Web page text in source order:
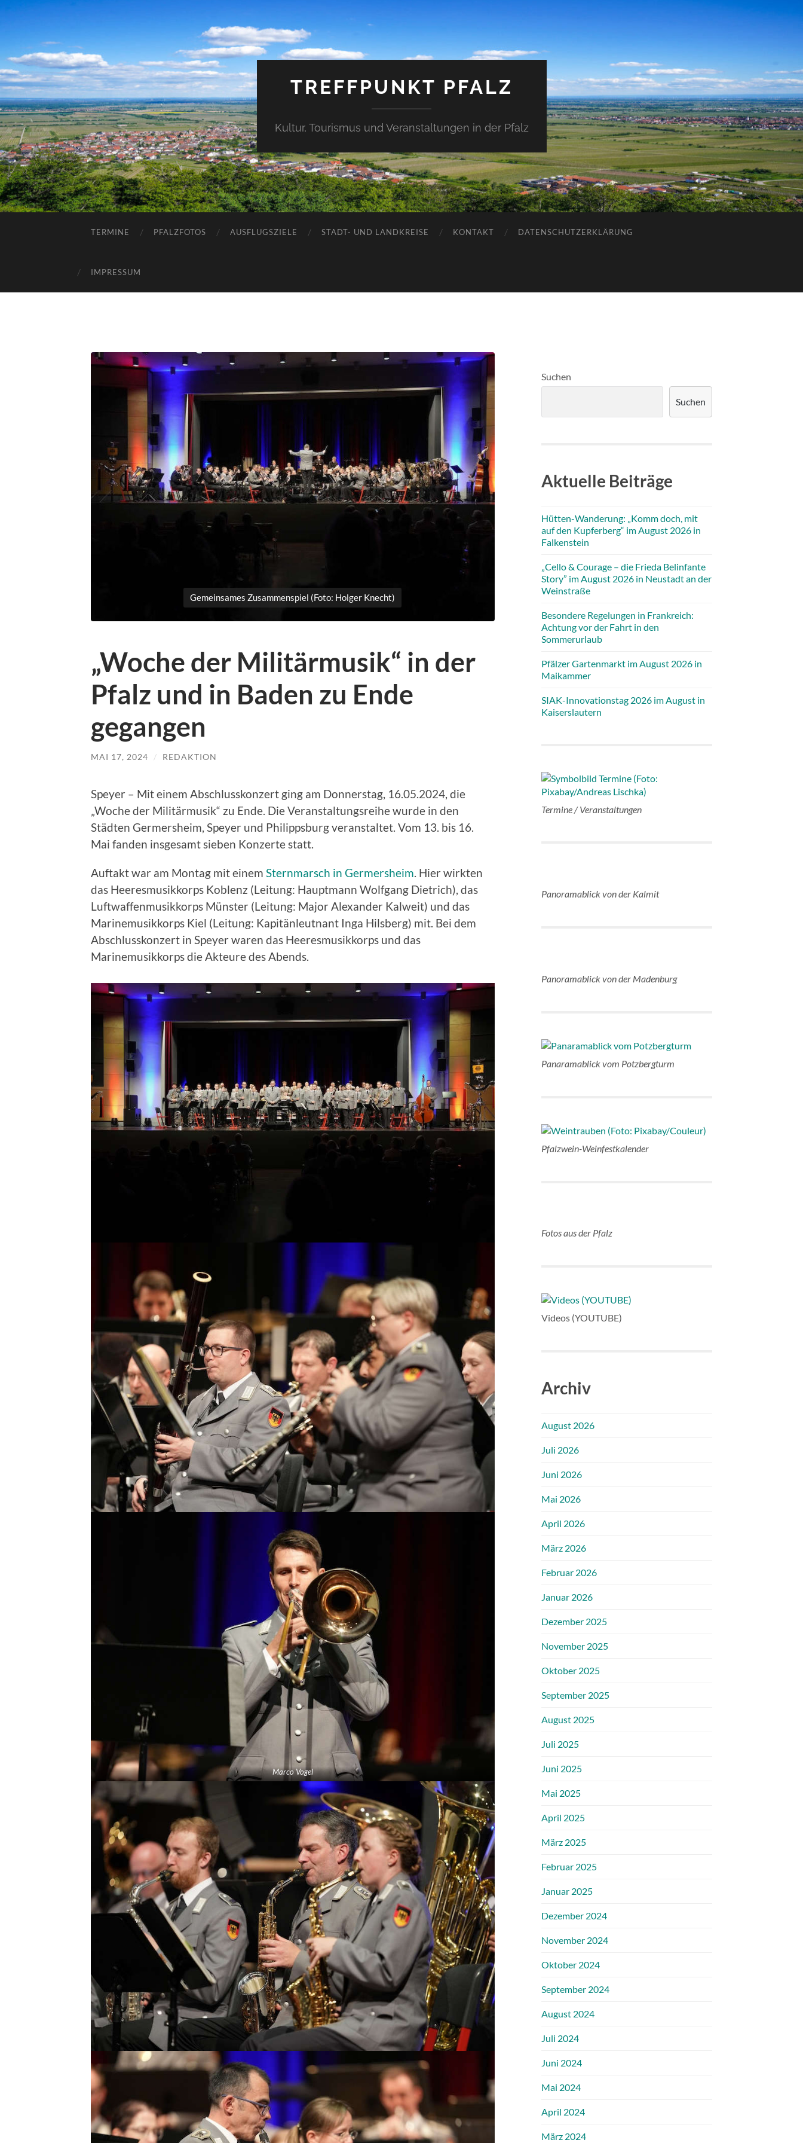
TREFFPUNKT PFALZ
Kultur, Tourismus und Veranstaltungen in der Pfalz
TERMINE PFALZFOTOS AUSFLUGSZIELE STADT- UND LANDKREISE KONTAKT DATENSCHUTZERKLÄRUNG
IMPRESSUM
Gemeinsames Zusammenspiel (Foto: Holger Knecht)
„Woche der Militärmusik“ in der
Pfalz und in Baden zu Ende
gegangen
MAI 17, 2024 / REDAKTION
Speyer – Mit einem Abschlusskonzert ging am Donnerstag, 16.05.2024, die
„Woche der Militärmusik“ zu Ende. Die Veranstaltungsreihe wurde in den
Städten Germersheim, Speyer und Philippsburg veranstaltet. Vom 13. bis 16.
Mai fanden insgesamt sieben Konzerte statt.
Auftakt war am Montag mit einem Sternmarsch in Germersheim. Hier wirkten
das Heeresmusikkorps Koblenz (Leitung: Hauptmann Wolfgang Dietrich), das
Luftwaffenmusikkorps Münster (Leitung: Major Alexander Kalweit) und das
Marinemusikkorps Kiel (Leitung: Kapitänleutnant Inga Hilsberg) mit. Bei dem
Abschlusskonzert in Speyer waren das Heeresmusikkorps und das
Marinemusikkorps die Akteure des Abends.
Marco Vogel
Suchen
Suchen
Aktuelle Beiträge
Hütten-Wanderung: „Komm doch, mit
auf den Kupferberg“ im August 2026 in
Falkenstein
„Cello & Courage – die Frieda Belinfante
Story” im August 2026 in Neustadt an der
Weinstraße
Besondere Regelungen in Frankreich:
Achtung vor der Fahrt in den
Sommerurlaub
Pfälzer Gartenmarkt im August 2026 in
Maikammer
SIAK-Innovationstag 2026 im August in
Kaiserslautern
Termine / Veranstaltungen
Panoramablick von der Kalmit
Panoramablick von der Madenburg
Panaramablick vom Potzbergturm
Pfalzwein-Weinfestkalender
Fotos aus der Pfalz
Videos (YOUTUBE)
Archiv
August 2026
Juli 2026
Juni 2026
Mai 2026
April 2026
März 2026
Februar 2026
Januar 2026
Dezember 2025
November 2025
Oktober 2025
September 2025
August 2025
Juli 2025
Juni 2025
Mai 2025
April 2025
März 2025
Februar 2025
Januar 2025
Dezember 2024
November 2024
Oktober 2024
September 2024
August 2024
Juli 2024
Juni 2024
Mai 2024
April 2024
März 2024